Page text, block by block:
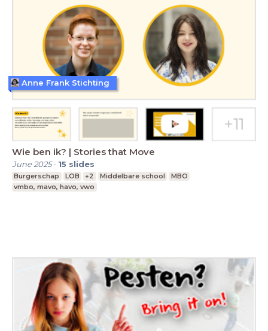
Wie ben ik? | Stories that Move
June 2025- 15 slides
Burgerschap LOB +2 Middelbare school
MBO
vmbo, mavo, havo, vwo
Anne Frank Stichting